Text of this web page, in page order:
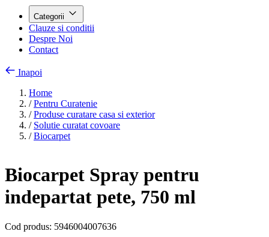
Categorii
Clauze si conditii
Despre Noi
Contact
Inapoi
Home
/ Pentru Curatenie
/ Produse curatare casa si exterior
/ Solutie curatat covoare
/ Biocarpet
Biocarpet Spray pentru
indepartat pete, 750 ml
Cod produs: 5946004007636